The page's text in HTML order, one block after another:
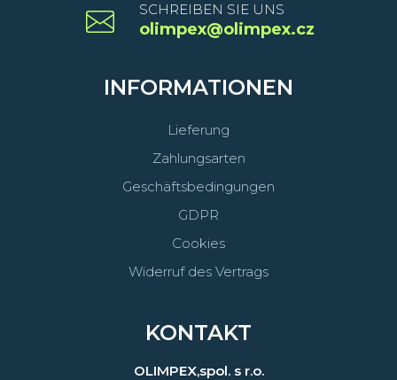
SCHREIBEN SIE UNS
olimpex@olimpex.cz
INFORMATIONEN
Lieferung
Zahlungsarten
Geschäftsbedingungen
GDPR
Cookies
Widerruf des Vertrags
KONTAKT
OLIMPEX,spol. s r.o.